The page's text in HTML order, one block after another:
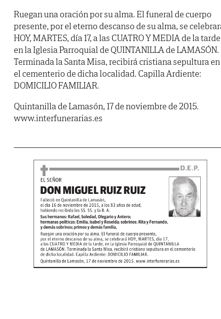
Ruegan una oración por su alma. El funeral de cuerpo
presente, por el eterno descanso de su alma, se
HOY, MARTES, día 17, a las CUATRO Y MEDIA de la
en la Iglesia Parroquial de QUINTANILLA de LAMASÓN.
Terminada la Santa Misa, recibirá cristiana sepultura en
el cementerio de dicha localidad. Capilla Ardiente:
DOMICILIO FAMILIAR.
Quintanilla de Lamasón, 17 de noviembre de 2015.
www.interfunerarias.es